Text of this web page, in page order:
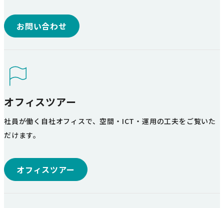
お問い合わせ
オフィスツアー
社員が働く自社オフィスで、空間・ICT・運用の工夫をご覧いた
だけます。
オフィスツアー